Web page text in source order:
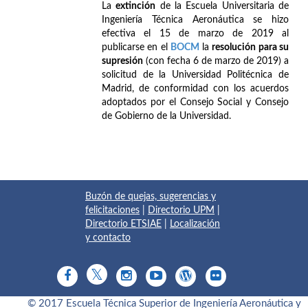
Laextinción de la Escuela Universitaria de
Ingeniería Técnica Aeronáutica se hizo
efectiva el 15 de marzo de 2019 al
publicarse en el
BOCM laresolución para su
supresión (con fecha 6 de marzo de 2019) a
solicitud de la Universidad Politécnica de
Madrid, de conformidad con los acuerdos
adoptados por el Consejo Social y Consejo
de Gobierno de la Universidad.
Buzón de quejas, sugerencias y
felicitaciones
Directorio UPM
Directorio ETSIAE
Localización
y contacto
© 2017 Escuela Técnica Superior de Ingeniería Aeronáutica y